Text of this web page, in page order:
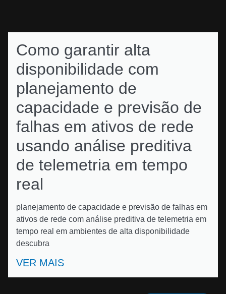
Como garantir alta
disponibilidade com
planejamento de
capacidade e previsão de
falhas em ativos de rede
usando análise preditiva
de telemetria em tempo
real
planejamento de capacidade e previsão de falhas em
ativos de rede com análise preditiva de telemetria em
tempo real em ambientes de alta disponibilidade
descubra
VER MAIS